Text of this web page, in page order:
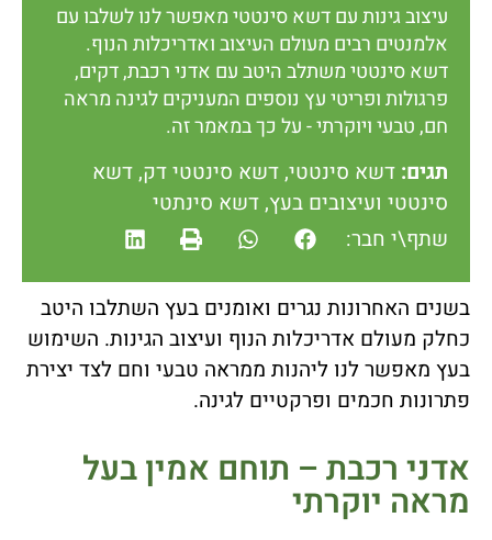
עיצוב גינות עם דשא סינטטי מאפשר לנו לשלבו עם
אלמנטים רבים מעולם העיצוב ואדריכלות הנוף.
דשא סינטטי משתלב היטב עם אדני רכבת, דקים,
פרגולות ופריטי עץ נוספים המעניקים לגינה מראה
חם, טבעי ויוקרתי - על כך במאמר זה.
תגים: דשא סינטטי,דשא סינטטי דק,דשא
סינטטי ועיצובים בעץ,דשא סינתטי
שתף\י חבר:
בשנים האחרונות נגרים ואומנים בעץ השתלבו היטב
כחלק מעולם אדריכלות הנוף ועיצוב הגינות. השימוש
בעץ מאפשר לנו ליהנות ממראה טבעי וחם לצד יצירת
פתרונות חכמים ופרקטיים לגינה.
אדני רכבת – תוחם אמין בעל
מראה יוקרתי